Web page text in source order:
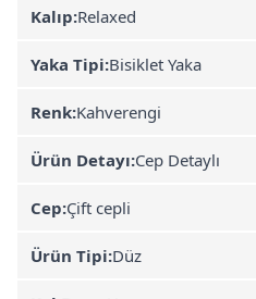
Kalıp:Relaxed
Yaka Tipi:Bisiklet Yaka
Renk:Kahverengi
Ürün Detayı:Cep Detaylı
Cep:Çift cepli
Ürün Tipi:Düz